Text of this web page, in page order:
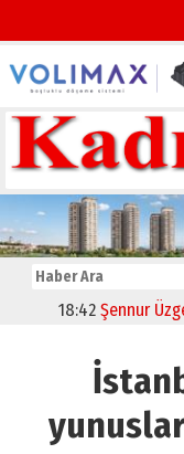
18:42 Şennur